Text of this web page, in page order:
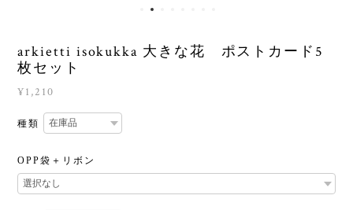
arkietti isokukka 大きな花 ポストカード5
枚セット
¥1,210
種類
OPP袋＋リボン